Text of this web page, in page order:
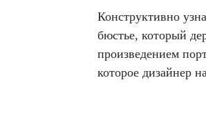
Конструктивно
бюстье, который
произведением
которое дизайнер